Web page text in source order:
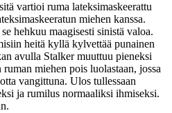
vartioi ruma lateksimaskeerattu
miehen kanssa.
hehkuu maagisesti sinistä valoa.
heitä kyllä kylvettää punainen
avulla Stalker muuttuu pieneksi
miehen pois luolastaan, jossa
vangittuna. Ulos tullessaan
ja rumilus normaaliksi ihmiseksi.